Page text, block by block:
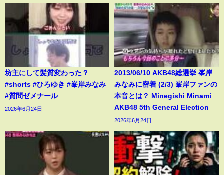
坊主にして髪質変わった？
#shorts #ひろゆき #峯岸みなみ
#質問ゼメナール
2026年6月24日
2013/06/10 AKB48総選挙 峯岸
みなみに密着 (2/3) 峯岸ファンの
本音とは？ Minegishi Minami
AKB48 5th General Election
2026年6月24日